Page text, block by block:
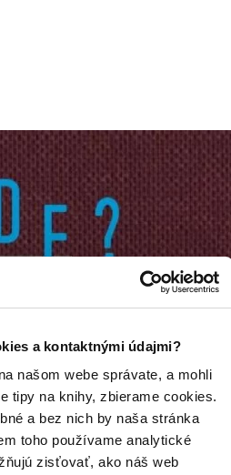
a kontaktnými údajmi?
našom webe správate, a mohli
tipy na knihy, zbierame cookies.
a bez nich by naša stránka
toho používame analytické
zisťovať, ako náš web